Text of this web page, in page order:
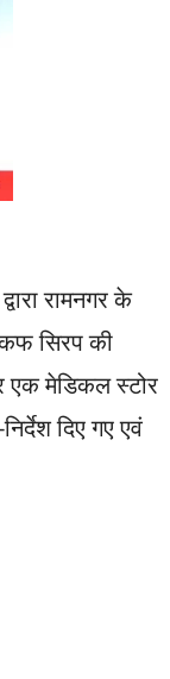
रामनगर के
कफ सिरप की
एक मेडिकल स्टोर
दिए गए एवं